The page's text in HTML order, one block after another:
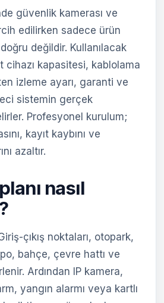
güvenlik kamerası ve
edilirken sadece ürün
değildir. Kullanılacak
cihazı kapasitesi, kablolama
izleme ayarı, garanti ve
sistemin gerçek
Profesyonel kurulum;
kayıt kaybını ve
azaltır.
nasıl
çıkış noktaları, otopark,
bahçe, çevre hattı ve
Ardından IP kamera,
yangın alarmı veya kartlı